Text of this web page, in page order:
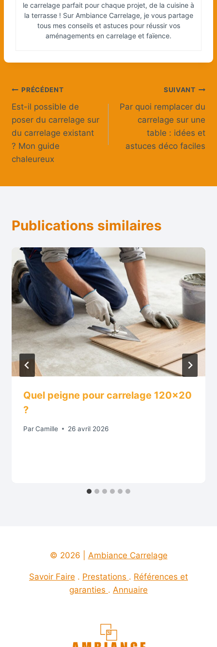
le carrelage parfait pour chaque projet, de la cuisine à
la terrasse ! Sur Ambiance Carrelage, je vous partage
tous mes conseils et astuces pour réussir vos
aménagements en carrelage et faïence.
Navigation
de
l’article
PRÉCÉDENT
Est-il possible de
poser du carrelage sur
du carrelage existant
? Mon guide
chaleureux
SUIVANT
Par quoi remplacer du
carrelage sur une
table : idées et
astuces déco faciles
Publications similaires
Quel peigne pour carrelage 120×20
?
ParCamille 26 avril 2026
© 2026 | Ambiance Carrelage
Savoir Faire . Prestations . Références et
garanties . Annuaire